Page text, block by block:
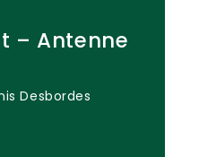
– Antenne
Desbordes